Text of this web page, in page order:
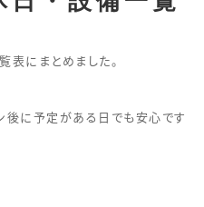
表にまとめました。
後に予定がある日でも安心です